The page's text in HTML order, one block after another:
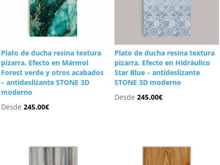
Plato de ducha resina textura
pizarra. Efecto en Mármol
Forest verde y otros acabados
– antideslizante STONE 3D
moderno
Desde245.00€
Plato de ducha resina textura
pizarra. Efecto en Hidráulico
Star Blue – antideslizante
STONE 3D moderno
Desde 245.00€